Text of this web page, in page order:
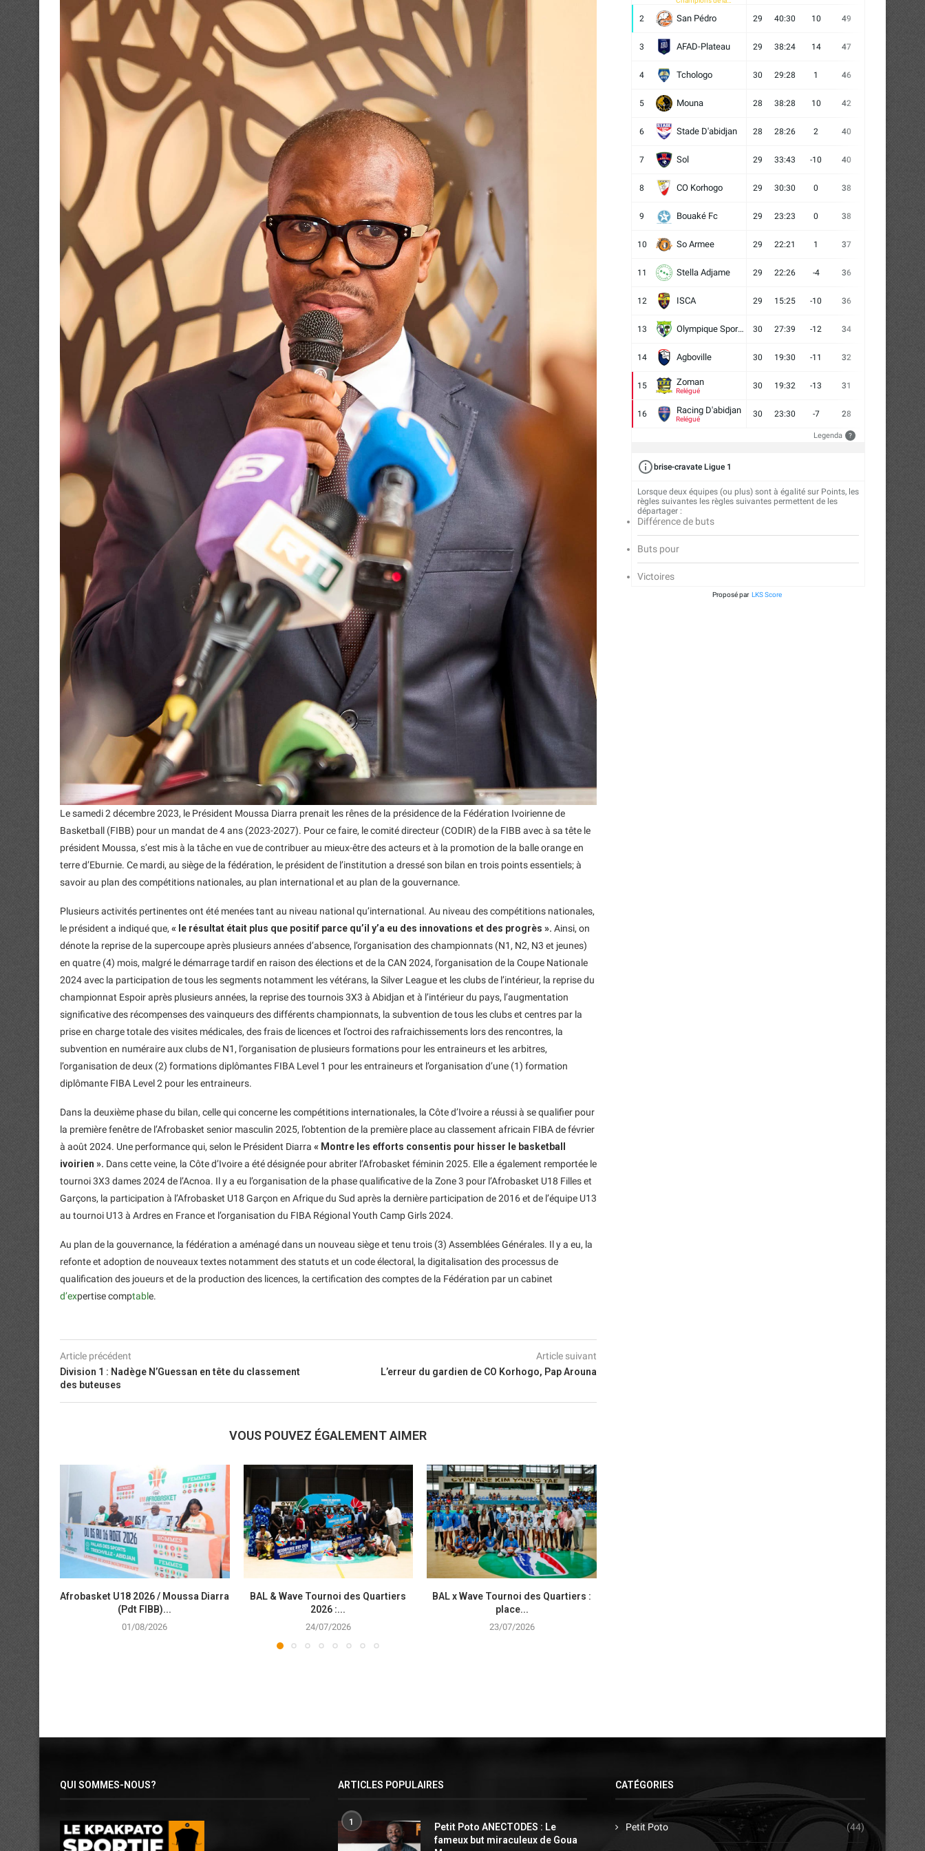
Le samedi 2 décembre 2023, le Président Moussa Diarra prenait les rênes de la présidence de la Fédération Ivoirienne de
Basketball (FIBB) pour un mandat de 4 ans (2023-2027). Pour ce faire, le comité directeur (CODIR) de la FIBB avec à sa tête le
président Moussa, s’est mis à la tâche en vue de contribuer au mieux-être des acteurs et à la promotion de la balle orange en
terre d’Eburnie. Ce mardi, au siège de la fédération, le président de l’institution a dressé son bilan en trois points essentiels; à
savoir au plan des compétitions nationales, au plan international et au plan de la gouvernance.
Plusieurs activités pertinentes ont été menées tant au niveau national qu’international. Au niveau des compétitions nationales,
le président a indiqué que, « le résultat était plus que positif parce qu’il y’a eu des innovations et des progrès ». Ainsi, on
dénote la reprise de la supercoupe après plusieurs années d’absence, l’organisation des championnats (N1, N2, N3 et jeunes)
en quatre (4) mois, malgré le démarrage tardif en raison des élections et de la CAN 2024, l’organisation de la Coupe Nationale
2024 avec la participation de tous les segments notamment les vétérans, la Silver League et les clubs de l’intérieur, la reprise du
championnat Espoir après plusieurs années, la reprise des tournois 3X3 à Abidjan et à l’intérieur du pays, l’augmentation
significative des récompenses des vainqueurs des différents championnats, la subvention de tous les clubs et centres par la
prise en charge totale des visites médicales, des frais de licences et l’octroi des rafraichissements lors des rencontres, la
subvention en numéraire aux clubs de N1, l’organisation de plusieurs formations pour les entraineurs et les arbitres,
l’organisation de deux (2) formations diplômantes FIBA Level 1 pour les entraineurs et l’organisation d’une (1) formation
diplômante FIBA Level 2 pour les entraineurs.
Dans la deuxième phase du bilan, celle qui concerne les compétitions internationales, la Côte d’Ivoire a réussi à se qualifier pour
la première fenêtre de l’Afrobasket senior masculin 2025, l’obtention de la première place au classement africain FIBA de février
à août 2024. Une performance qui, selon le Président Diarra « Montre les efforts consentis pour hisser le basketball
ivoirien ». Dans cette veine, la Côte d’Ivoire a été désignée pour abriter l’Afrobasket féminin 2025. Elle a également remportée le
tournoi 3X3 dames 2024 de l’Acnoa. Il y a eu l’organisation de la phase qualificative de la Zone 3 pour l’Afrobasket U18 Filles et
Garçons, la participation à l’Afrobasket U18 Garçon en Afrique du Sud après la dernière participation de 2016 et de l’équipe U13
au tournoi U13 à Ardres en France et l’organisation du FIBA Régional Youth Camp Girls 2024.
Au plan de la gouvernance, la fédération a aménagé dans un nouveau siège et tenu trois (3) Assemblées Générales. Il y a eu, la
refonte et adoption de nouveaux textes notamment des statuts et un code électoral, la digitalisation des processus de
qualification des joueurs et de la production des licences, la certification des comptes de la Fédération par un cabinet
d’expertise comptable.
Article précédent
Division 1 : Nadège N’Guessan en tête du classement
des buteuses
Article suivant
L’erreur du gardien de CO Korhogo, Pap Arouna
VOUS POUVEZ ÉGALEMENT AIMER
Afrobasket U18 2026 / Moussa Diarra
(Pdt FIBB)...
01/08/2026
BAL & Wave Tournoi des Quartiers
2026 :...
24/07/2026
BAL x Wave Tournoi des Quartiers :
place...
23/07/2026
2 San Pédro 29 40:30 10 49
3 AFAD-Plateau 29 38:24 14 47
4 Tchologo 30 29:28 1 46
5 Mouna 28 38:28 10 42
6 Stade D'abidjan 28 28:26 2 40
7 Sol 29 33:43 -10 40
8 CO Korhogo 29 30:30 0 38
9 Bouaké Fc 29 23:23 0 38
10 So Armee 29 22:21 1 37
11 Stella Adjame 29 22:26 -4 36
12 ISCA 29 15:25 -10 36
13 Olympique Sport d'Abobo FC 30 27:39 -12 34
14 Agboville 30 19:30 -11 32
15 Zoman
Relégué
30 19:32 -13 31
16 Racing D'abidjan
Relégué
30 23:30 -7 28
Legenda ?
brise-cravate Ligue 1
Lorsque deux équipes (ou plus) sont à égalité sur Points, les
règles suivantes les règles suivantes permettent de les
départager :
Différence de buts
Buts pour
Victoires
Proposé par LKS Score
QUI SOMMES-NOUS? ARTICLES POPULAIRES
1
Petit Poto ANECTODES : Le
fameux but miraculeux de Goua
CATÉGORIES
Petit Poto (44)